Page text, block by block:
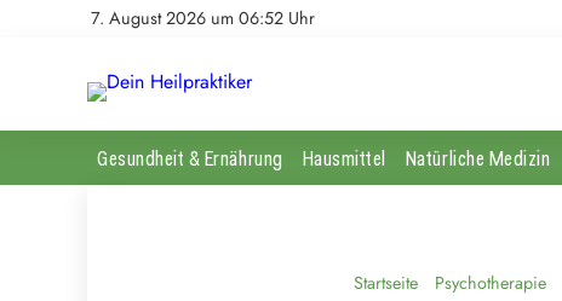
7. August 2026 um 06:52 Uhr
Gesundheit & Ernährung Hausmittel Natürliche Medizin
Startseite Psychotherapie